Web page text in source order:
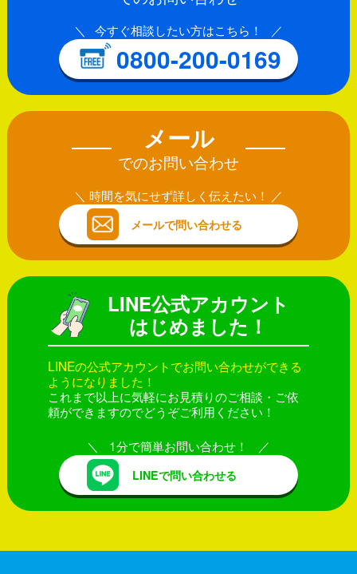
今すぐ相談したい方はこちら！
0800-200-0169
メール
でのお問い合わせ
時間を気にせず詳しく伝えたい！
メールで問い合わせる
LINE公式アカウント
はじめました！
LINEの公式アカウントでお問い合わせができる
ようになりました！
これまで以上に気軽にお見積りのご相談・ご依
頼ができますのでどうぞご利用ください！
1分で簡単お問い合わせ！
LINEで問い合わせる